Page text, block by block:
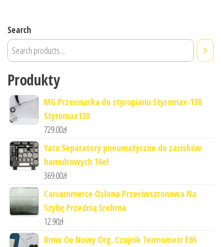
Search
Produkty
MG Przecinarka do styropianu Styromax-130
Styromax130
729.00zł
Yato Separatory pneumatyczne do zacisków
hamulcowych 16el
369.00zł
Carcommerce Osłona Przeciwszronowa Na
Szybę Przednią Srebrna
12.90zł
Bmw Oe Nowy Org. Czujnik Termometr E65